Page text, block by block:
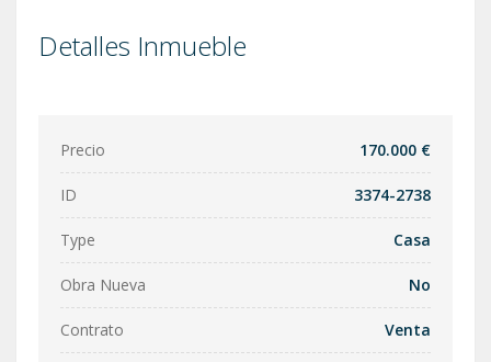
Detalles Inmueble
Precio 170.000 €
ID 3374-2738
Type Casa
Obra Nueva No
Contrato Venta